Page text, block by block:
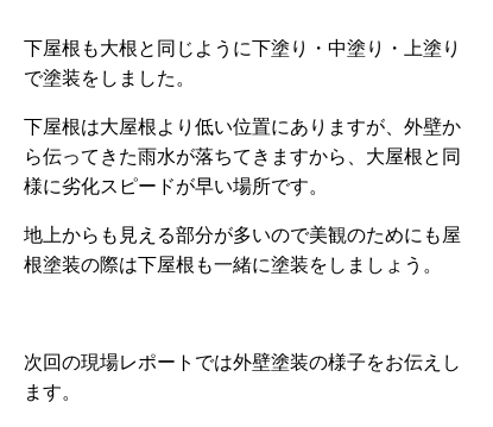
下屋根も大根と同じように下塗り・中塗り・上塗り
で塗装をしました。
下屋根は大屋根より低い位置にありますが、外壁か
ら伝ってきた雨水が落ちてきますから、大屋根と同
様に劣化スピードが早い場所です。
地上からも見える部分が多いので美観のためにも屋
根塗装の際は下屋根も一緒に塗装をしましょう。
次回の現場レポートでは外壁塗装の様子をお伝えし
ます。